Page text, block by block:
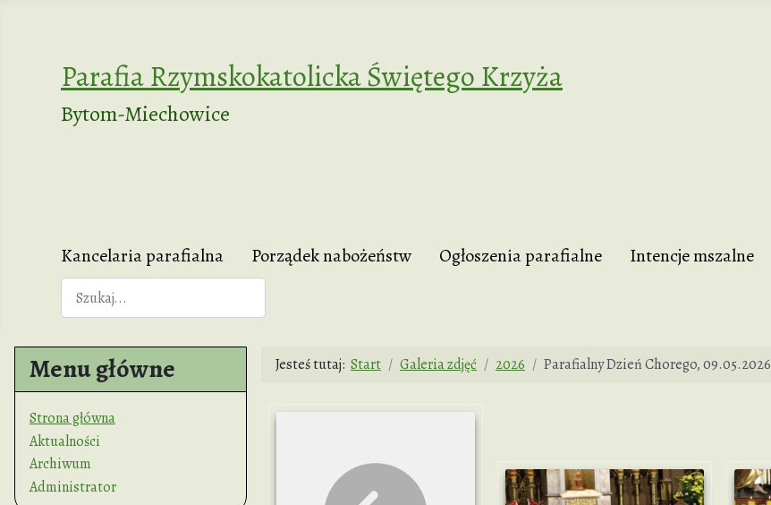
Parafia Rzymskokatolicka Świętego Krzyża
Bytom-Miechowice
Kancelaria parafialna Porządek nabożeństw Ogłoszenia parafialne Intencje mszalne
Menu główne
Strona główna
Aktualności
Archiwum
Administrator
Jesteś tutaj: Start Galeria zdjęć 2026 Parafialny Dzień Chorego, 09.05.2026